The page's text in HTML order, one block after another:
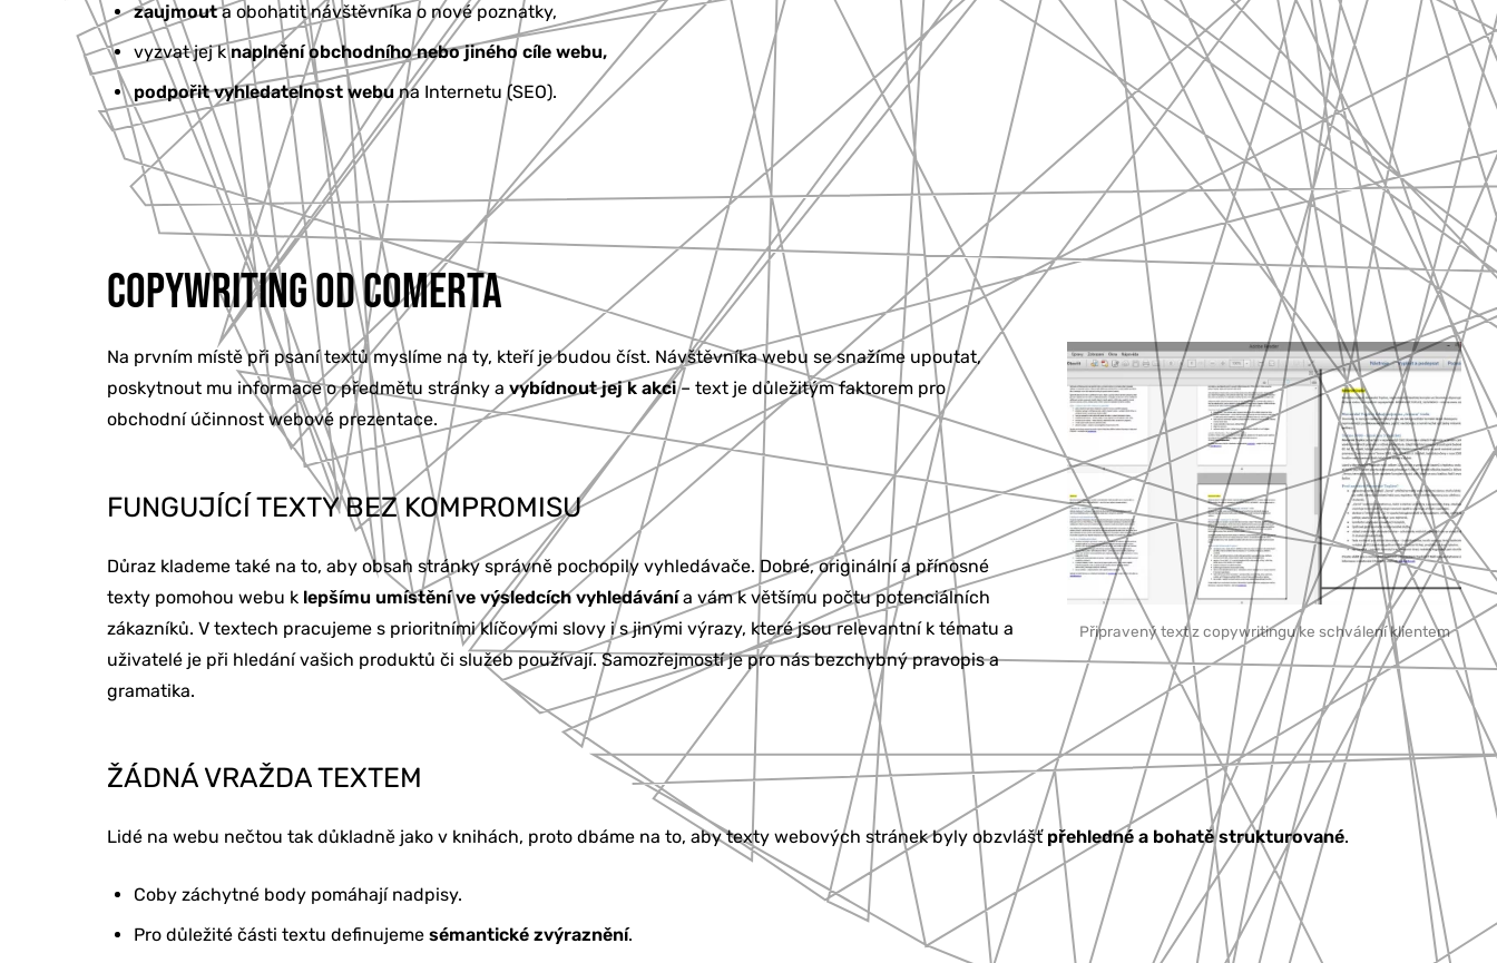
zaujmouta obohatit návštěvníka o nové poznatky,
vyzvat jej knaplnění obchodního nebo jiného cíle webu,
podpořit vyhledatelnost webuna Internetu (SEO).
COPYWRITING OD COMERTA
Připravený text z copywritingu ke schválení klientem
Na prvním místě při psaní textů myslíme na ty, kteří je budou číst. Návštěvníka webu se snažíme upoutat,
poskytnout mu informace o předmětu stránky a vybídnout jej k akci– text je důležitým faktorem pro
obchodní účinnost webové prezentace.
FUNGUJÍCÍ TEXTY BEZ KOMPROMISU
Důraz klademe také na to, aby obsah stránky správně pochopily vyhledávače. Dobré, originální a přínosné
texty pomohou webu k lepšímu umístění ve výsledcích vyhledávánía vám k většímu počtu potenciálních
zákazníků. V textech pracujeme s prioritními klíčovými slovy i s jinými výrazy, které jsou relevantní k tématu a
uživatelé je při hledání vašich produktů či služeb používají. Samozřejmostí je pro nás bezchybný pravopis a
gramatika.
ŽÁDNÁ VRAŽDA TEXTEM
Lidé na webu nečtou tak důkladně jako v knihách, proto dbáme na to, aby texty webových stránek byly obzvlášť přehledné a bohatě strukturované.
Coby záchytné body pomáhají nadpisy.
Pro důležité části textu definujeme sémantické zvýraznění.